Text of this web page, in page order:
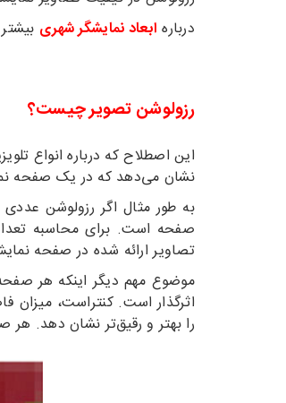
درباره ابعاد نمایشگر شهری
رزولوشن تصویر چیست؟
این اصطلاح که درباره انواع
نشان می‌دهد که در یک صفحه
صفحه است. برای محاسبه
تصاویر ارائه شده در صفحه
موضوع مهم دیگر اینکه هر
اثرگذار است. کنتراست،
را بهتر و رقیق‌تر نشان دهد.